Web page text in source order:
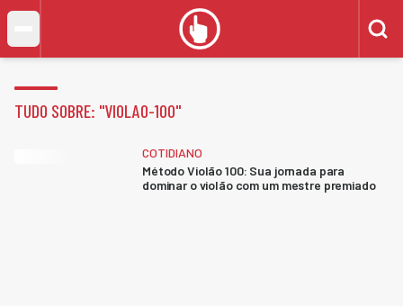
TUDO SOBRE: "VIOLAO-100"
COTIDIANO
Método Violão 100: Sua jornada para
dominar o violão com um mestre premiado